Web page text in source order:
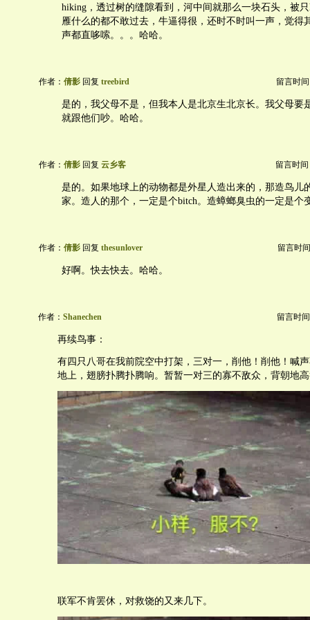
hiking，透过树的缝隙看到，河中间就那么一块石头，被
雁什么的都不敢过去，牛逼得很，还时不时叫一声，觉得
声都直哆嗦。。。哈哈。
作者： 倩影 回复 treebird 留言时间
是的，我父母不是，但我本人是北京生北京长。我父母要
就跟他们吵。哈哈。
作者： 倩影 回复 云乡客 留言时间
是的。如果地球上的动物都是外星人造出来的，那造鸟儿
家。造人的那个，一定是个bitch。造蟑螂臭虫的一定是个
作者： 倩影 回复 thesunlover 留言时
好啊。快去快去。哈哈。
作者： Shanechen 留言时
再续鸟事：
有四只八哥在我前院空中打架，三对一，削他！削他！喊
地上，翅膀扑腾扑腾响。暂暂一对三的寡不敌众，背朝地
联军不肯罢休，对救饶的又来几下。